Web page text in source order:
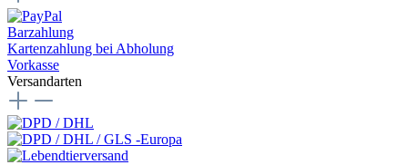
Barzahlung
Kartenzahlung bei Abholung
Vorkasse
Versandarten